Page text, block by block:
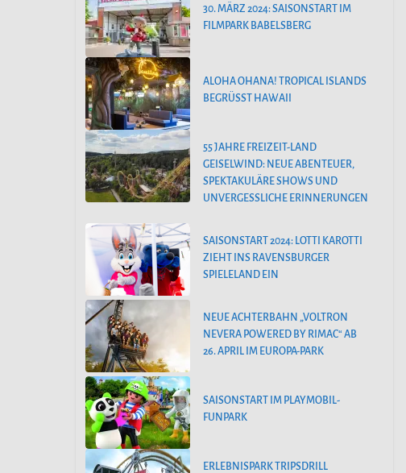
30. MÄRZ 2024: SAISONSTART IM
FILMPARK BABELSBERG
ALOHA OHANA! TROPICAL ISLANDS
BEGRÜSST HAWAII
55 JAHRE FREIZEIT-LAND
GEISELWIND: NEUE ABENTEUER,
SPEKTAKULÄRE SHOWS UND
UNVERGESSLICHE ERINNERUNGEN
SAISONSTART 2024: LOTTI KAROTTI
ZIEHT INS RAVENSBURGER
SPIELELAND EIN
NEUE ACHTERBAHN „VOLTRON
NEVERA POWERED BY RIMAC“ AB
26. APRIL IM EUROPA-PARK
SAISONSTART IM PLAYMOBIL-
FUNPARK
ERLEBNISPARK TRIPSDRILL